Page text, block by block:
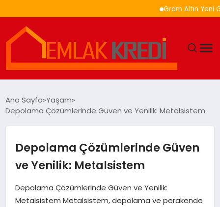
Gram Altın Yeni Güne
EKONOMI
DÜNYA
EĞITIM
MAGAZIN
Ana Sayfa Yaşam
Depolama Çözümlerinde Güven ve Yenilik: Metalsistem
Depolama Çözümlerinde Güven
ve Yenilik: Metalsistem
Depolama Çözümlerinde Güven ve Yenilik:
Metalsistem Metalsistem, depolama ve perakende